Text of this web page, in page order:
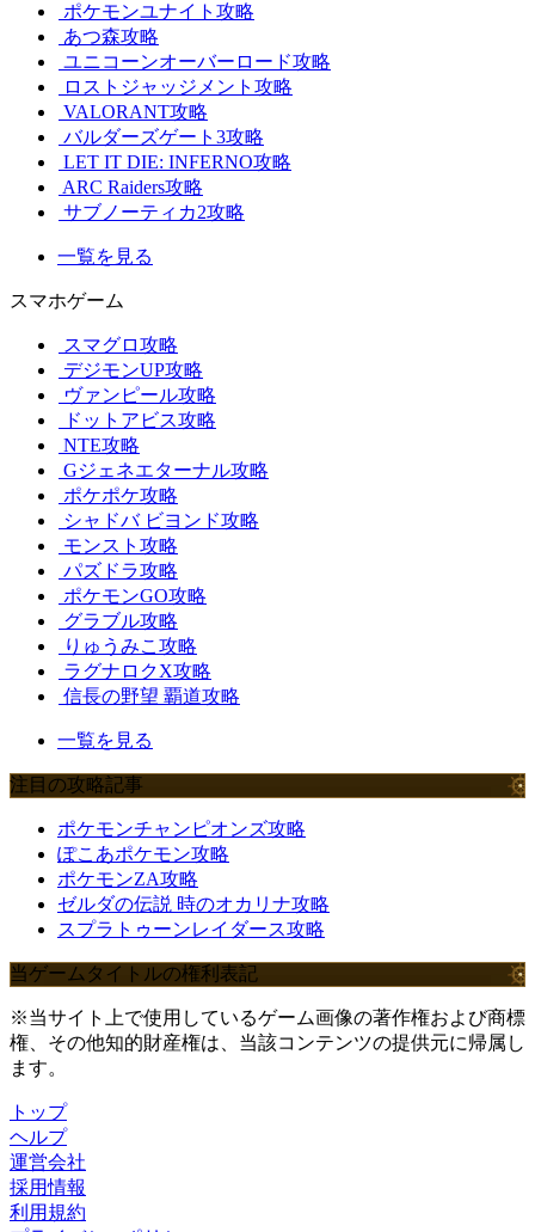
ポケモンユナイト攻略
あつ森攻略
ユニコーンオーバーロード攻略
ロストジャッジメント攻略
VALORANT攻略
バルダーズゲート3攻略
LET IT DIE: INFERNO攻略
ARC Raiders攻略
サブノーティカ2攻略
一覧を見る
スマホゲーム
スマグロ攻略
デジモンUP攻略
ヴァンピール攻略
ドットアビス攻略
NTE攻略
Gジェネエターナル攻略
ポケポケ攻略
シャドバ ビヨンド攻略
モンスト攻略
パズドラ攻略
ポケモンGO攻略
グラブル攻略
りゅうみこ攻略
ラグナロクX攻略
信長の野望 覇道攻略
一覧を見る
注目の攻略記事
ポケモンチャンピオンズ攻略
ぽこあポケモン攻略
ポケモンZA攻略
ゼルダの伝説 時のオカリナ攻略
スプラトゥーンレイダース攻略
当ゲームタイトルの権利表記
※当サイト上で使用しているゲーム画像の著作権および商標
権、その他知的財産権は、当該コンテンツの提供元に帰属し
ます。
トップ
ヘルプ
運営会社
採用情報
利用規約